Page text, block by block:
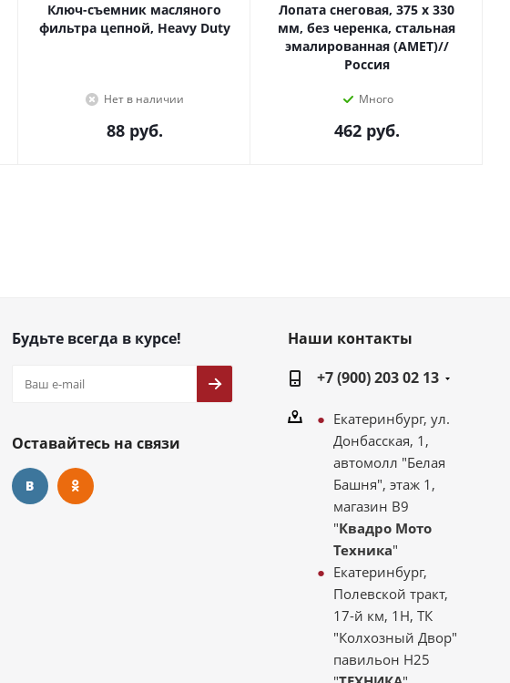
Ключ-съемник масляного
фильтра цепной, Heavy Duty
Нет в наличии
88руб.
Лопата снеговая, 375 х 330
мм, без черенка, стальная
эмалированная (АМЕТ)//
Россия
Много
462руб.
Будьте всегда в курсе!
Оставайтесь на связи
Наши контакты
+7 (900) 203 02 13
Екатеринбург, ул.
Донбасская, 1,
автомолл "Белая
Башня", этаж 1,
магазин В9
"Квадро Мото
Техника"
Екатеринбург,
Полевской тракт,
17-й км, 1Н, ТК
"Колхозный Двор"
павильон Н25